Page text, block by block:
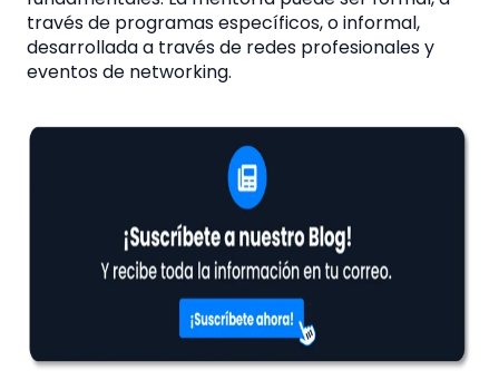
través de programas específicos, o informal,
desarrollada a través de redes profesionales y
eventos de networking.